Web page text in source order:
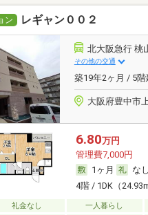
ン レギャン００２
北大阪急行 桃
その他の交通
築19年2ヶ月 / 5階
大阪府豊中市
6.80万円
管理費7,000円
1ヶ月
なし
4階 / 1DK（
礼金なし 一人暮らし